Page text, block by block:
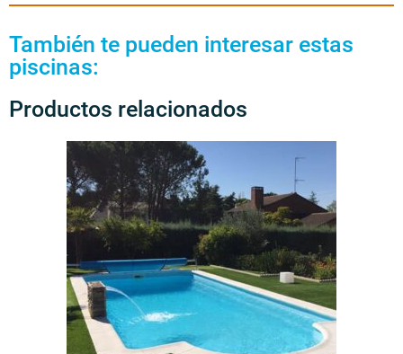
También te pueden interesar estas
piscinas:
Productos relacionados